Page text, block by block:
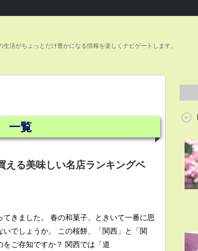
活がちょっとだけ豊かになる情報を楽しくナビゲートします。
一覧
える美味しい名店ランキングベ
きました。 春の和菓子、ときいて一番に思
でしょうか。 この桜餅、「関西」と「関
ご存知ですか？ 関西では「道